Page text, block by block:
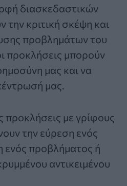
διασκεδαστικών
την κριτική σκέψη και
προβλημάτων του
προκλήσεις μπορούν
μας και να
μας.
προκλήσεις με γρίφους
την εύρεση ενός
ενός προβλήματος ή
αντικειμένου